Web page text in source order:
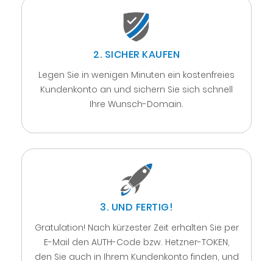
2. SICHER KAUFEN
Legen Sie in wenigen Minuten ein kostenfreies
Kundenkonto an und sichern Sie sich schnell
Ihre Wunsch-Domain.
3. UND FERTIG!
Gratulation! Nach kürzester Zeit erhalten Sie per
E-Mail den AUTH-Code bzw. Hetzner-TOKEN,
den Sie auch in Ihrem Kundenkonto finden, und